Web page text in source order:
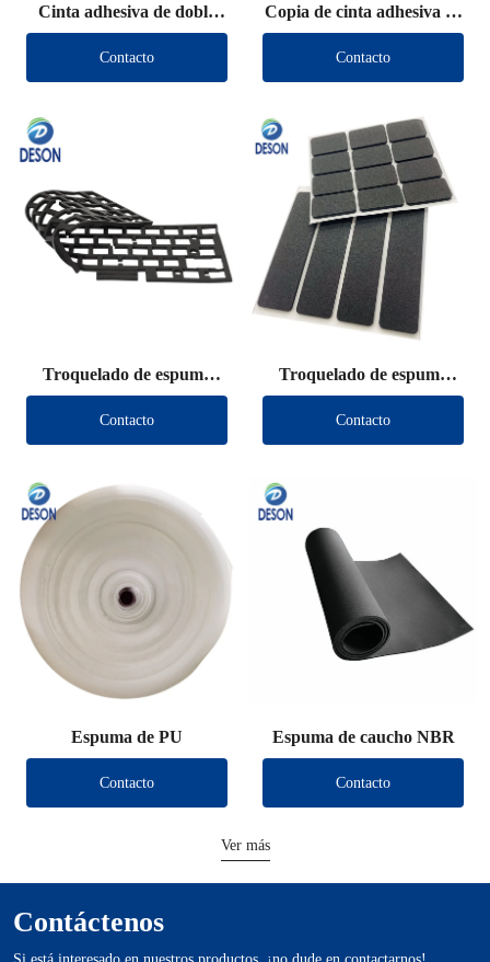
Cinta adhesiva de doble
cara VHB (otra marca)
Contacto
Copia de cinta adhesiva de
doble cara VHB (otra
marca)
Contacto
Troquelado de espuma
Poron
Contacto
Troquelado de espuma
EPDM
Contacto
Espuma de PU
Contacto
Espuma de caucho NBR
Contacto
Ver más
Contáctenos